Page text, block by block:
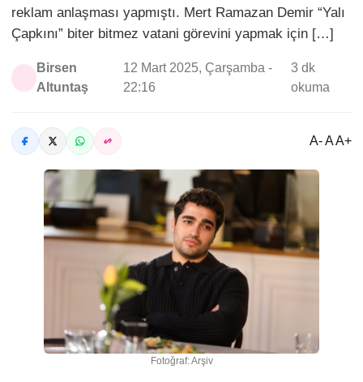
reklam anlaşması yapmıştı. Mert Ramazan Demir “Yalı
Çapkını” biter bitmez vatani görevini yapmak için […]
Birsen
Altuntaş
12 Mart 2025, Çarşamba -
22:16
3 dk
okuma
A- A A+
Fotoğraf: Arşiv